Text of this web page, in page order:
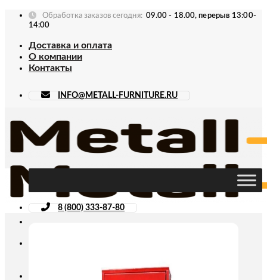
Skip
Обработка заказов сегодня: 09.00 - 18.00, перерыв 13:00-
14:00
Доставка и оплата
О компании
Контакты
INFO@METALL-FURNITURE.RU
8 (800) 333-87-80